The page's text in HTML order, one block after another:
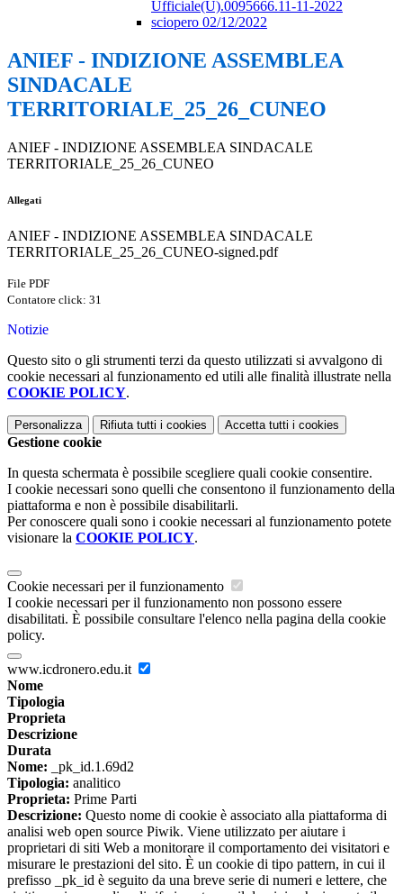
Ufficiale(U).0095666.11-11-2022
sciopero 02/12/2022
ANIEF - INDIZIONE ASSEMBLEA
SINDACALE
TERRITORIALE_25_26_CUNEO
ANIEF - INDIZIONE ASSEMBLEA SINDACALE
TERRITORIALE_25_26_CUNEO
Allegati
ANIEF - INDIZIONE ASSEMBLEA SINDACALE
TERRITORIALE_25_26_CUNEO-signed.pdf
File PDF
Contatore click: 31
Notizie
Questo sito o gli strumenti terzi da questo utilizzati si avvalgono di
cookie necessari al funzionamento ed utili alle finalità illustrate nella
COOKIE POLICY.
Personalizza Rifiuta tutti i cookies Accetta tutti i cookies
Gestione cookie
In questa schermata è possibile scegliere quali cookie consentire.
I cookie necessari sono quelli che consentono il funzionamento della
piattaforma e non è possibile disabilitarli.
Per conoscere quali sono i cookie necessari al funzionamento potete
visionare la COOKIE POLICY.
Cookie necessari per il funzionamento
I cookie necessari per il funzionamento non possono essere
disabilitati. È possibile consultare l'elenco nella pagina della cookie
policy.
www.icdronero.edu.it
Nome
Tipologia
Proprieta
Descrizione
Durata
Nome: _pk_id.1.69d2
Tipologia: analitico
Proprieta: Prime Parti
Descrizione: Questo nome di cookie è associato alla piattaforma di
analisi web open source Piwik. Viene utilizzato per aiutare i
proprietari di siti Web a monitorare il comportamento dei visitatori e
misurare le prestazioni del sito. È un cookie di tipo pattern, in cui il
prefisso _pk_id è seguito da una breve serie di numeri e lettere, che